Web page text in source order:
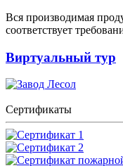
Вся производимая
соответствует
Виртуальный тур
Сертификаты